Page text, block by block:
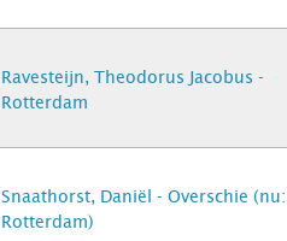
Ravesteijn, Theodorus Jacobus -
Rotterdam
Snaathorst, Daniël - Overschie (nu:
Rotterdam)